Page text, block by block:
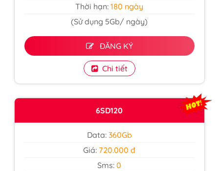
Thời hạn: 180 ngày
(Sử dụng 5Gb/ ngày)
ĐĂNG KÝ
Chi tiết
6SD120
Data:360Gb
Giá: 720.000 đ
Sms:0